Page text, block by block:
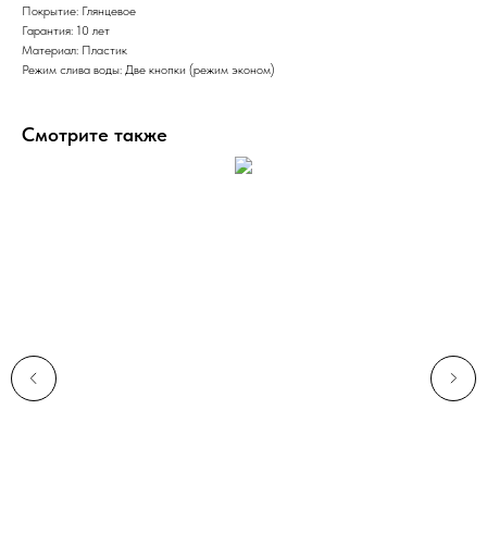
Покрытие: Глянцевое
Гарантия: 10 лет
Материал: Пластик
Режим слива воды: Две кнопки (режим эконом)
Смотрите также